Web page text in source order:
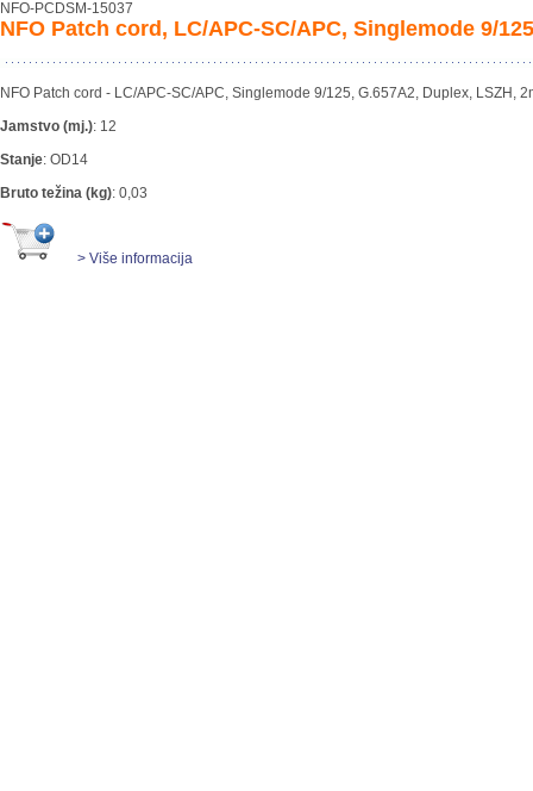
NFO-PCDSM-15037
NFO Patch cord, LC/APC-SC/APC, Singlemode 9/
NFO Patch cord - LC/APC-SC/APC, Singlemode 9/125, G.657A2, Duplex, LSZH,
Jamstvo (mj.): 12
Stanje: OD14
Bruto težina (kg): 0,03
> Više informacija